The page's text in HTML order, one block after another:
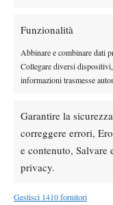
Funzionalità
Abbinare e combinare dati
Collegare diversi
informazioni trasmesse
Garantire la
correggere errori,
e contenuto, Salvare
privacy.
Gestisci 1410 fornitori
Testata giornalistica
Editore:VIBES